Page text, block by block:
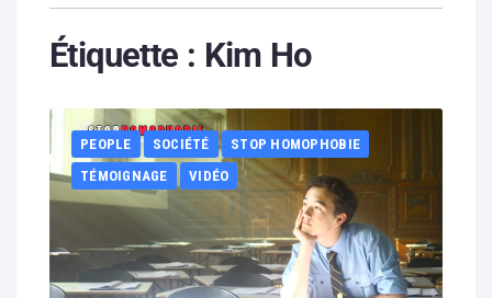
Contenus litigieux
Boutique
Partenaires
Contacts
Étiquette : Kim Ho
PEOPLE SOCIÉTÉ
STOP HOMOPHOBIE
TÉMOIGNAGE
VIDÉO